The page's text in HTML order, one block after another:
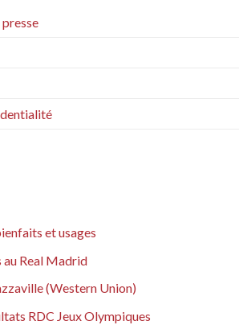
et usages
au Real Madrid
(Western Union)
RDC Jeux Olympiques